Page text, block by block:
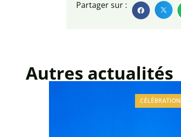
Partager sur :
Autres actualités
CÉLÉBRATION